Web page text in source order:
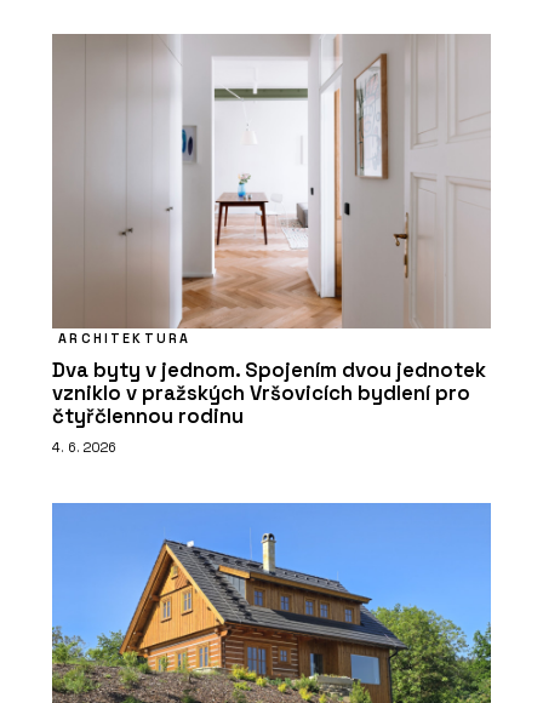
ARCHITEKTURA
Dva byty v jednom. Spojením dvou jednotek
vzniklo v pražských Vršovicích bydlení pro
čtyřčlennou rodinu
4. 6. 2026